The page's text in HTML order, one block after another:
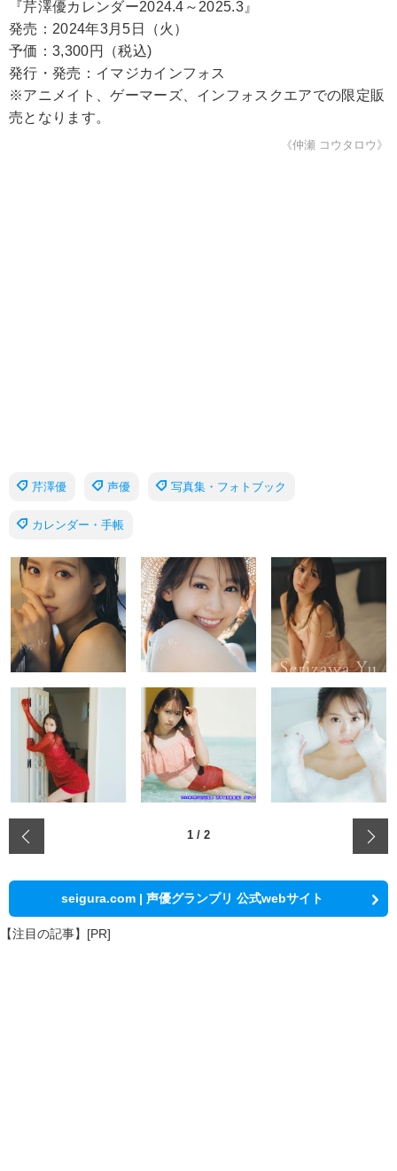
『芹澤優カレンダー2024.4～2025.3』
発売：2024年3月5日（火）
予価：3,300円（税込)
発行・発売：イマジカインフォス
※アニメイト、ゲーマーズ、インフォスクエアでの限定販
売となります。
《仲瀬 コウタロウ》
芹澤優 声優 写真集・フォトブック
カレンダー・手帳
1 / 2
seigura.com | 声優グランプリ 公式webサイト
【注目の記事】[PR]